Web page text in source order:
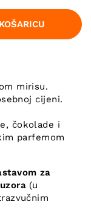
mirisu.
cijeni.
čokolade i
parfemom
za
(u